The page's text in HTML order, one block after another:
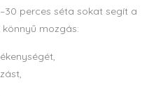
perces séta sokat segít a
könnyű mozgás: